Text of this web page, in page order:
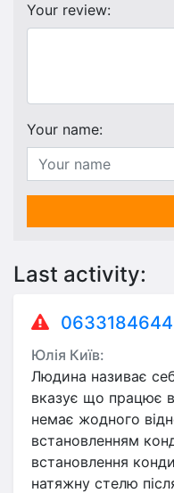
Your review:
Your name:
Last activity:
0633184644
Юлія Київ:
Людина називає
вказує що працює в
немає жодного
встановленням
встановлення
натяжну стелю